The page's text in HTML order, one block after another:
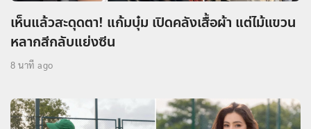
เห็นแล้วสะดุดตา! แก้มบุ๋ม เปิดคลังเสื้อผ้า แต่ไม้แขวน
หลากสีกลับแย่งซีน
8 นาที ago